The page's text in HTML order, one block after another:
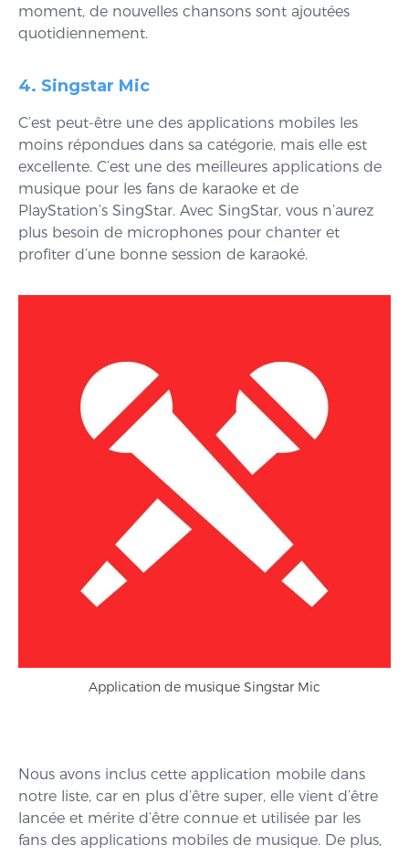
moment, de nouvelles chansons sont ajoutées
quotidiennement.
4. Singstar Mic
C’est peut-être une des applications mobiles les
moins répondues dans sa catégorie, mais elle est
excellente. C’est une des meilleures applications de
musique pour les fans de karaoke et de
PlayStation’s SingStar. Avec SingStar, vous n’aurez
plus besoin de microphones pour chanter et
profiter d’une bonne session de karaoké.
Application de musique Singstar Mic
Nous avons inclus cette application mobile dans
notre liste, car en plus d’être super, elle vient d’être
lancée et mérite d’être connue et utilisée par les
fans des applications mobiles de musique. De plus,